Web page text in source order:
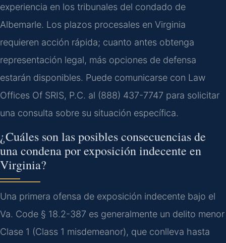
experiencia en los tribunales del condado de
Albemarle. Los plazos procesales en Virginia
requieren acción rápida; cuanto antes obtenga
representación legal, más opciones de defensa
estarán disponibles. Puede comunicarse con Law
Offices Of SRIS, P.C. al (888) 437-7747 para solicitar
una consulta sobre su situación específica.
¿Cuáles son las posibles consecuencias de
una condena por exposición indecente en
Virginia?
Una primera ofensa de exposición indecente bajo el
Va. Code § 18.2-387 es generalmente un delito menor
Clase 1 (Class 1 misdemeanor), que conlleva hasta